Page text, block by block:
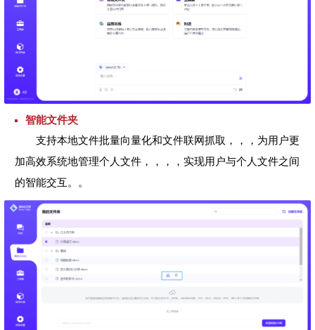
智能⽂件夹
支持本地文件批量向量化和文件联网抓取，，，为用户更
加高效系统地管理个人文件，，，，实现用户与个人文件之间
的智能交互。。